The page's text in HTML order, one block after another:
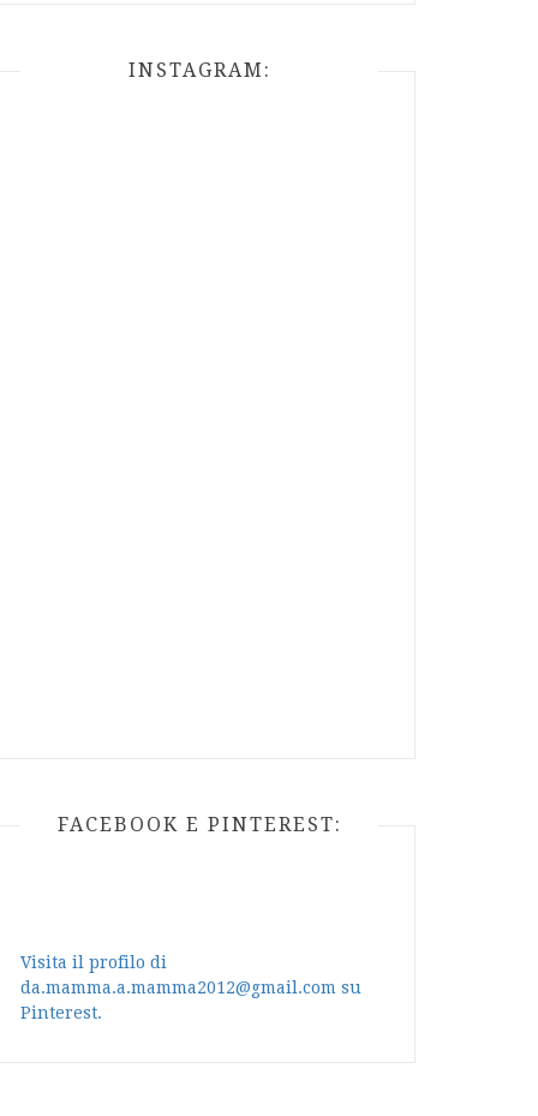
INSTAGRAM:
FACEBOOK E PINTEREST:
Visita il profilo di
da.mamma.a.mamma2012@gmail.com su
Pinterest.